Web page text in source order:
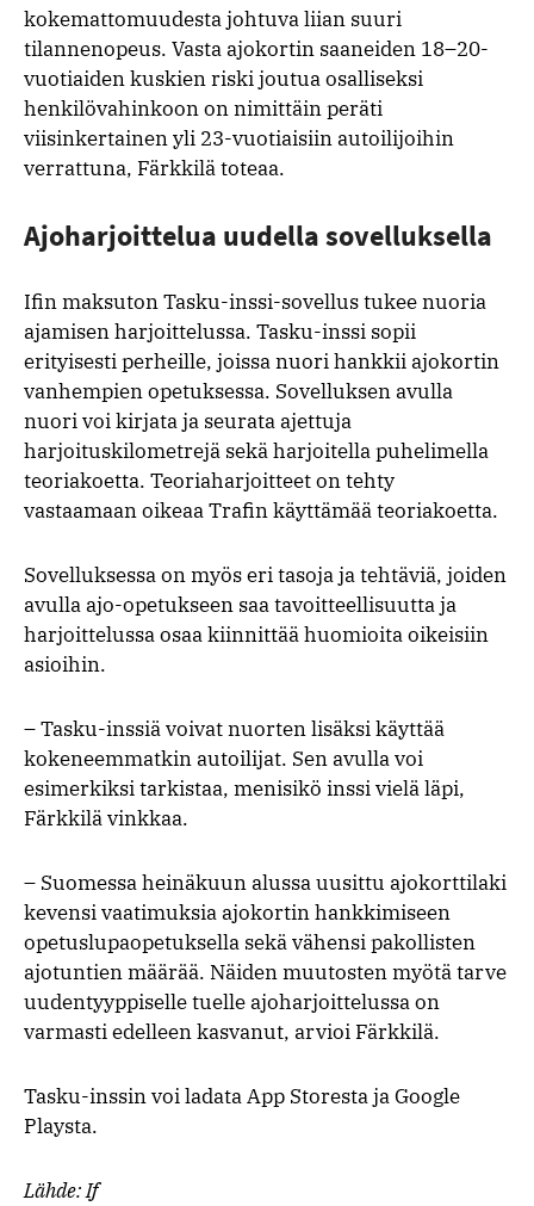
kokemattomuudesta johtuva liian suuri
tilannenopeus. Vasta ajokortin saaneiden 18–20-
vuotiaiden kuskien riski joutua osalliseksi
henkilövahinkoon on nimittäin peräti
viisinkertainen yli 23-vuotiaisiin autoilijoihin
verrattuna, Färkkilä toteaa.
Ajoharjoittelua uudella sovelluksella
Ifin maksuton Tasku-inssi-sovellus tukee nuoria
ajamisen harjoittelussa. Tasku-inssi sopii
erityisesti perheille, joissa nuori hankkii ajokortin
vanhempien opetuksessa. Sovelluksen avulla
nuori voi kirjata ja seurata ajettuja
harjoituskilometrejä sekä harjoitella puhelimella
teoriakoetta. Teoriaharjoitteet on tehty
vastaamaan oikeaa Trafin käyttämää teoriakoetta.
Sovelluksessa on myös eri tasoja ja tehtäviä, joiden
avulla ajo-opetukseen saa tavoitteellisuutta ja
harjoittelussa osaa kiinnittää huomioita oikeisiin
asioihin.
– Tasku-inssiä voivat nuorten lisäksi käyttää
kokeneemmatkin autoilijat. Sen avulla voi
esimerkiksi tarkistaa, menisikö inssi vielä läpi,
Färkkilä vinkkaa.
– Suomessa heinäkuun alussa uusittu ajokorttilaki
kevensi vaatimuksia ajokortin hankkimiseen
opetuslupaopetuksella sekä vähensi pakollisten
ajotuntien määrää. Näiden muutosten myötä tarve
uudentyyppiselle tuelle ajoharjoittelussa on
varmasti edelleen kasvanut, arvioi Färkkilä.
Tasku-inssin voi ladata App Storesta ja Google
Playsta.
Lähde: If